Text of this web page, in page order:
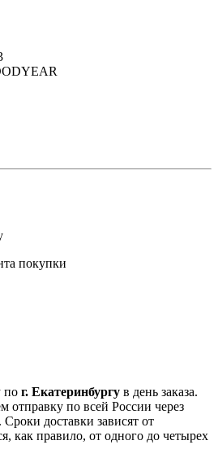
покупки
по г. Екатеринбургу в день заказа.
отправку по всей России через
доставки зависят от
как правило, от одного до четырех